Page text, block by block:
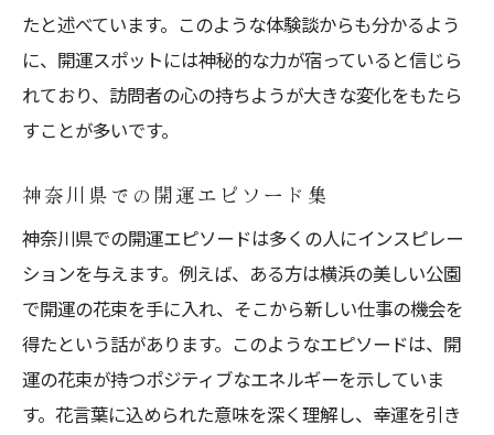
たと述べています。このような体験談からも分かるよう
に、開運スポットには神秘的な力が宿っていると信じら
れており、訪問者の心の持ちようが大きな変化をもたら
すことが多いです。
神奈川県での開運エピソード集
神奈川県での開運エピソードは多くの人にインスピレー
ションを与えます。例えば、ある方は横浜の美しい公園
で開運の花束を手に入れ、そこから新しい仕事の機会を
得たという話があります。このようなエピソードは、開
運の花束が持つポジティブなエネルギーを示していま
す。花言葉に込められた意味を深く理解し、幸運を引き